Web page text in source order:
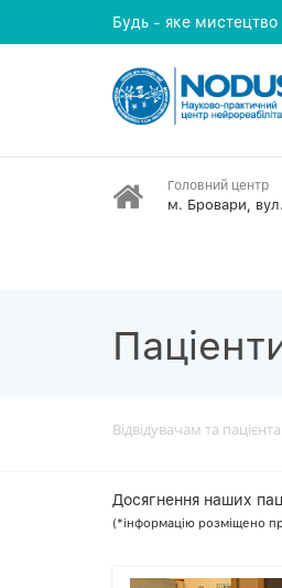
Будь - яке
Головний центр
м. Бровари,
Відвідувачам та
Досягнення наших
(*інформацію розміщено